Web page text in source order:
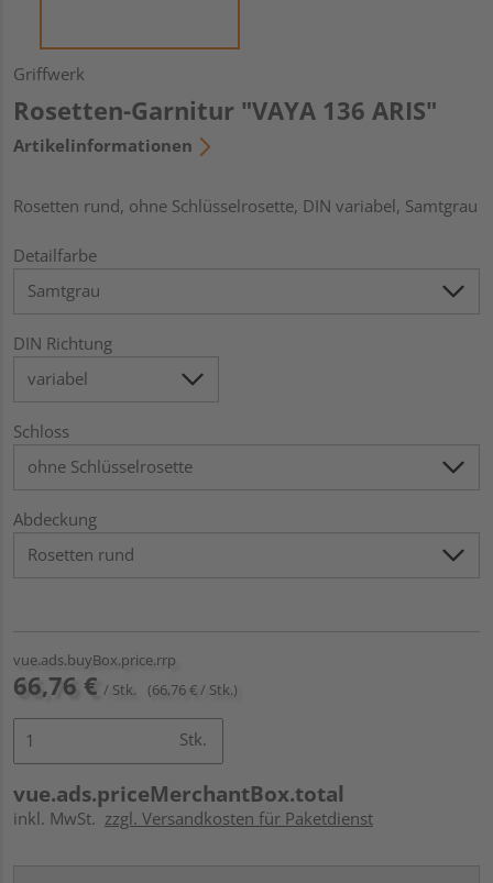
Griffwerk
Rosetten-Garnitur "VAYA 136 ARIS"
Artikelinformationen
Rosetten rund, ohne Schlüsselrosette, DIN variabel, Samtgrau
Detailfarbe
DIN Richtung
Schloss
Abdeckung
vue.ads.buyBox.price.rrp
66,76 € / Stk. (66,76 € / Stk.)
Stk.
vue.ads.priceMerchantBox.total
inkl. MwSt. zzgl. Versandkosten für Paketdienst